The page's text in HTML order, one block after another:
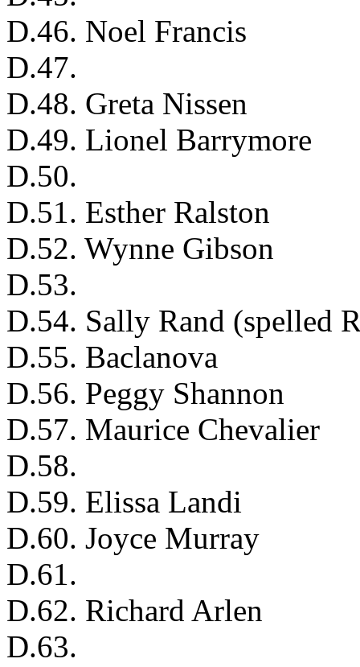
D.46. Noel Francis
D.47.
D.48. Greta Nissen
D.49. Lionel Barrymore
D.50.
D.51. Esther Ralston
D.52. Wynne Gibson
D.53.
D.54. Sally Rand (spelled
D.55. Baclanova
D.56. Peggy Shannon
D.57. Maurice Chevalier
D.58.
D.59. Elissa Landi
D.60. Joyce Murray
D.61.
D.62. Richard Arlen
D.63.